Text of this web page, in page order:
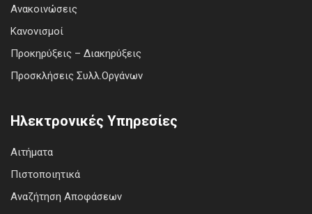
Ανακοινώσεις
Κανονισμοί
Προκηρύξεις – Διακηρύξεις
Προσκλήσεις Συλλ.Οργάνων
Ηλεκτρονικές Υπηρεσίες
Αιτήματα
Πιστοποιητικά
Αναζήτηση Αποφάσεων